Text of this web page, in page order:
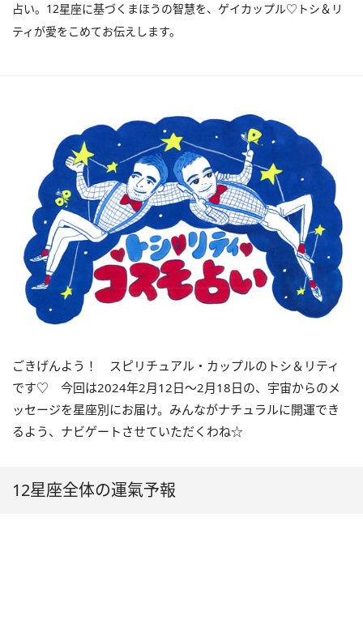
占い。12星座に基づくまほうの智慧を、ゲイカップル♡トシ＆リ
ティが愛をこめてお伝えします。
ごきげんよう！ スピリチュアル・カップルのトシ＆リティ
です♡ 今回は2024年2月12日〜2月18日の、宇宙からのメ
ッセージを星座別にお届け。みんながナチュラルに開運でき
るよう、ナビゲートさせていただくわね☆
12星座全体の運氣予報